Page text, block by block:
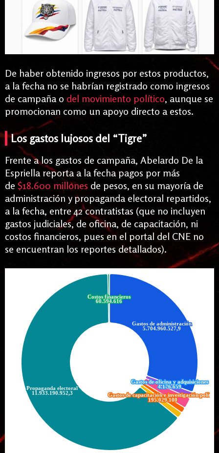
De haber obtenido ingresos por estos productos,
a la fecha no se habrían registrado como ingresos
de campaña o del movimiento político, aunque se
promocionan como un apoyo directo a estos.
Los gastos lujosos del “Tigre”
Frente a los gastos de campaña, Abelardo De la
Espriella reporta a la fecha pagos por más
de $18.600 millones de pesos, en su mayoría de
administración y propaganda electoral repartidos,
a la fecha, entre 42 contratistas (que no incluyen
gastos judiciales, de oficina, de capacitación, ni
costos financieros, pues en el portal del CNE no
se encuentran los reportes detallados).